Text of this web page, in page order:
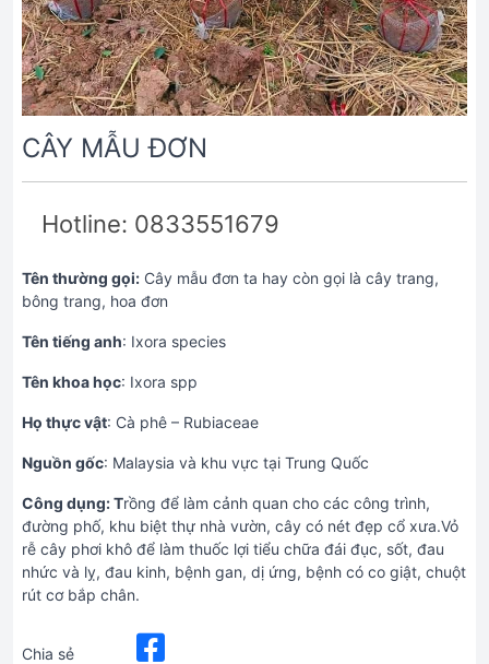
CÂY MẪU ĐƠN
Hotline: 0833551679
Tên thường gọi: Cây mẫu đơn ta hay còn gọi là cây trang,
bông trang, hoa đơn
Tên tiếng anh: Ixora species
Tên khoa học: Ixora spp
Họ thực vật: Cà phê – Rubiaceae
Nguồn gốc: Malaysia và khu vực tại Trung Quốc
Công dụng: Trồng để làm cảnh quan cho các công trình,
đường phố, khu biệt thự nhà vườn, cây có nét đẹp cổ xưa.Vỏ
rễ cây phơi khô để làm thuốc lợi tiểu chữa đái đục, sốt, đau
nhức và lỵ, đau kinh, bệnh gan, dị ứng, bệnh có co giật, chuột
rút cơ bắp chân.
Chia sẻ